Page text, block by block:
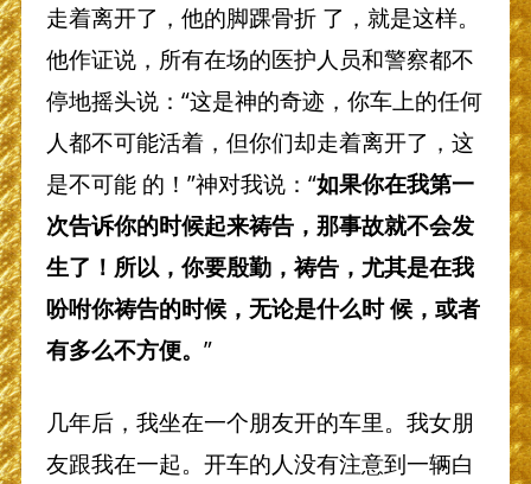
走着离开了，他的脚踝骨折 了，就是这样。
他作证说，所有在场的医护人员和警察都不
停地摇头说：“这是神的奇迹，你车上的任何
人都不可能活着，但你们却走着离开了，这
是不可能 的！”神对我说：“如果你在我第一
次告诉你的时候起来祷告，那事故就不会发
生了！所以，你要殷勤，祷告，尤其是在我
吩咐你祷告的时候，无论是什么时 候，或者
有多么不方便。 ”
几年后，我坐在一个朋友开的车里。我女朋
友跟我在一起。开车的人没有注意到一辆白